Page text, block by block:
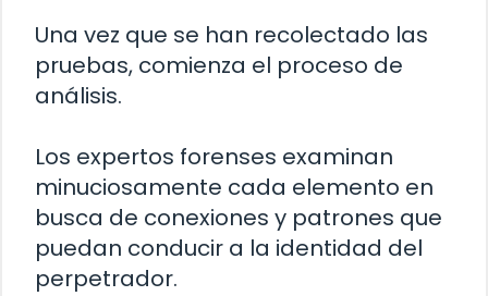
Una vez que se han recolectado las
pruebas, comienza el proceso de
análisis.
Los expertos forenses examinan
minuciosamente cada elemento en
busca de conexiones y patrones que
puedan conducir a la identidad del
perpetrador.